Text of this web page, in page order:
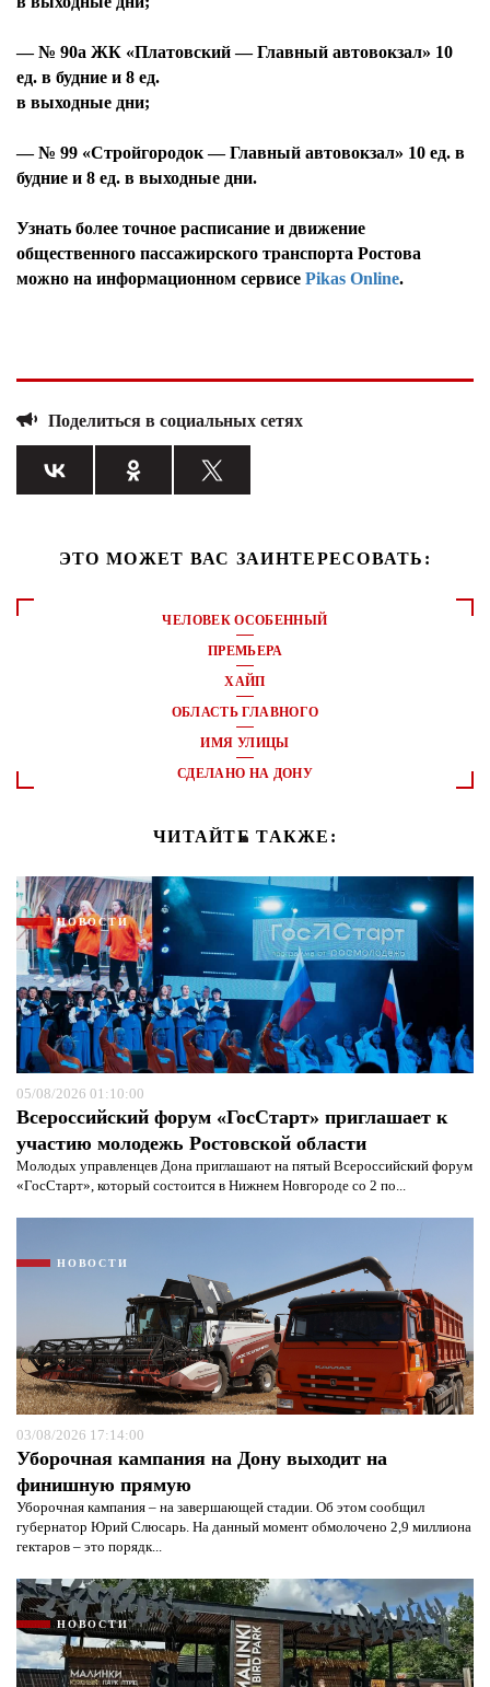
— № 90а ЖК «Платовский — Главный автовокзал» 10
ед. в будние и 8 ед.
в выходные дни;
— № 99 «Стройгородок — Главный автовокзал» 10 ед. в
будние и 8 ед. в выходные дни.
Узнать более точное расписание и движение
общественного пассажирского транспорта Ростова
можно на информационном сервисе Pikas Online.
Поделиться в социальных сетях
ЭТО МОЖЕТ ВАС ЗАИНТЕРЕСОВАТЬ:
ЧЕЛОВЕК ОСОБЕННЫЙ
ПРЕМЬЕРА
ХАЙП
ОБЛАСТЬ ГЛАВНОГО
ИМЯ УЛИЦЫ
СДЕЛАНО НА ДОНУ
ЧИТАЙТЕ ТАКЖЕ:
НОВОСТИ
05/08/2026 01:10:00
Всероссийский форум «ГосСтарт» приглашает к
участию молодежь Ростовской области
Молодых управленцев Дона приглашают на пятый Всероссийский форум
«ГосСтарт», который состоится в Нижнем Новгороде со 2 по...
НОВОСТИ
03/08/2026 17:14:00
Уборочная кампания на Дону выходит на
финишную прямую
Уборочная кампания – на завершающей стадии. Об этом сообщил
губернатор Юрий Слюсарь. На данный момент обмолочено 2,9 миллиона
гектаров – это порядк...
НОВОСТИ